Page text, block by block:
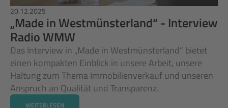
20.12.2025
„Made in Westmünsterland“ - Interview
Radio WMW
Das Interview in „Made in Westmünsterland“ bietet
einen kompakten Einblick in unsere Arbeit, unsere
Haltung zum Thema Immobilienverkauf und unseren
Anspruch an Qualität und Transparenz.
WEITERLESEN
WEITERLESEN